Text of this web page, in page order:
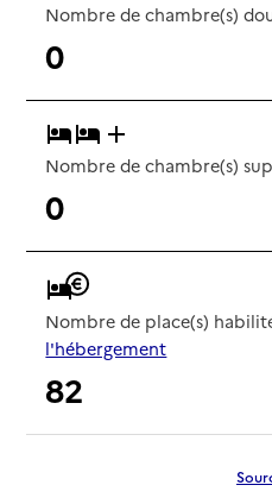
Nombre de chambre(s)
0
Nombre de chambre(s)
0
Nombre de place(s)
l'hébergement
82